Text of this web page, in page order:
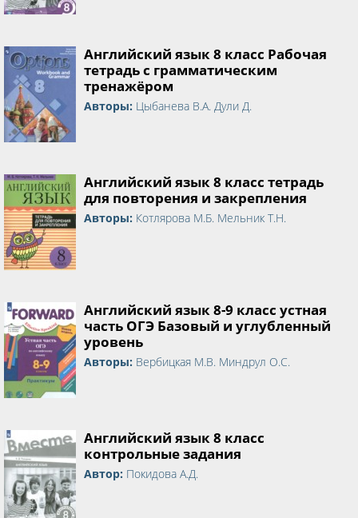
Английский язык 8 класс Рабочая
тетрадь с грамматическим
тренажёром
Авторы: Цыбанева В.А. Дули Д.
Английский язык 8 класс тетрадь
для повторения и закрепления
Авторы: Котлярова М.Б. Мельник Т.Н.
Английский язык 8-9 класс устная
часть ОГЭ Базовый и углубленный
уровень
Авторы: Вербицкая М.В. Миндрул О.С.
Английский язык 8 класс
контрольные задания
Автор: Покидова А.Д.